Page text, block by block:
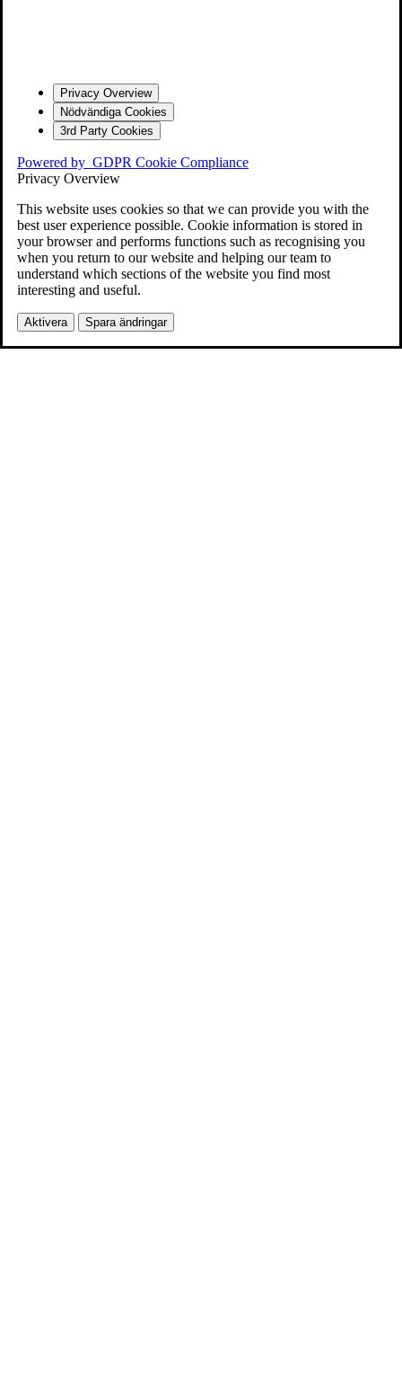
Privacy Overview
Nödvändiga Cookies
3rd Party Cookies
Powered by GDPR Cookie Compliance
Privacy Overview
This website uses cookies so that we can provide you with the
best user experience possible. Cookie information is stored in
your browser and performs functions such as recognising you
when you return to our website and helping our team to
understand which sections of the website you find most
interesting and useful.
Aktivera Spara ändringar